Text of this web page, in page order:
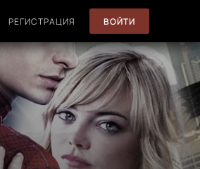
РЕГИСТРАЦИЯ ВОЙТИ